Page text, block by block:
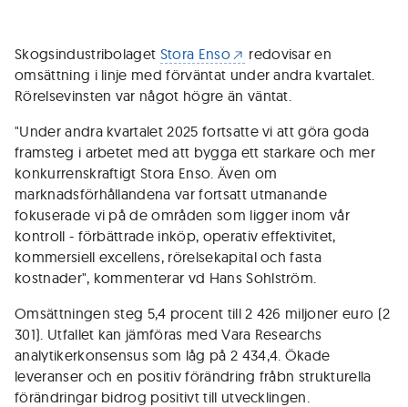
Skogsindustribolaget Stora Enso
redovisar en
omsättning i linje med förväntat under andra kvartalet.
Rörelsevinsten var något högre än väntat.
"Under andra kvartalet 2025 fortsatte vi att göra goda
framsteg i arbetet med att bygga ett starkare och mer
konkurrenskraftigt Stora Enso. Även om
marknadsförhållandena var fortsatt utmanande
fokuserade vi på de områden som ligger inom vår
kontroll - förbättrade inköp, operativ effektivitet,
kommersiell excellens, rörelsekapital och fasta
kostnader", kommenterar vd Hans Sohlström.
Omsättningen steg 5,4 procent till 2 426 miljoner euro (2
301). Utfallet kan jämföras med Vara Researchs
analytikerkonsensus som låg på 2 434,4. Ökade
leveranser och en positiv förändring fråbn strukturella
förändringar bidrog positivt till utvecklingen.